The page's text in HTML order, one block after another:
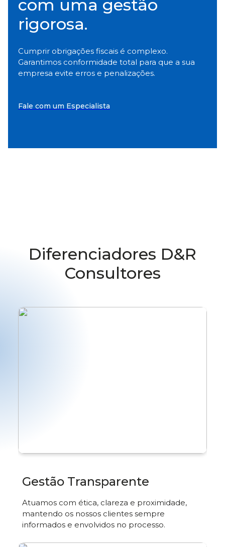
com uma gestão
rigorosa.
Cumprir obrigações fiscais é complexo.
Garantimos conformidade total para que a sua
empresa evite erros e penalizações.
Fale com um Especialista
Diferenciadores D&R
Consultores
Gestão Transparente
Atuamos com ética, clareza e proximidade,
mantendo os nossos clientes sempre
informados e envolvidos no processo.